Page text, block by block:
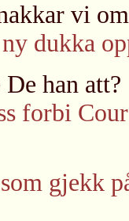
vi
dukka
han att?
forbi
gjekk